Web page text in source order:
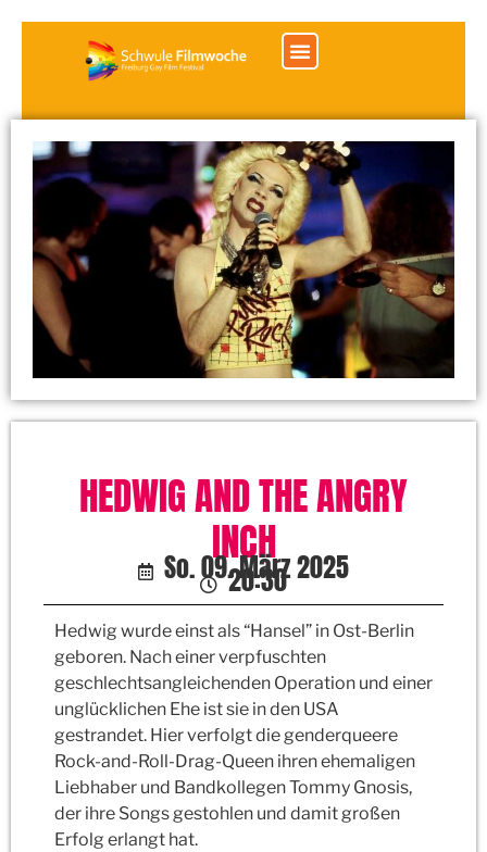
HEDWIG AND THE ANGRY
INCH
So. 09. März 2025
20:30
Hedwig wurde einst als “Hansel” in Ost-Berlin
geboren. Nach einer verpfuschten
geschlechtsangleichenden Operation und einer
unglücklichen Ehe ist sie in den USA
gestrandet. Hier verfolgt die genderqueere
Rock-and-Roll-Drag-Queen ihren ehemaligen
Liebhaber und Bandkollegen Tommy Gnosis,
der ihre Songs gestohlen und damit großen
Erfolg erlangt hat.